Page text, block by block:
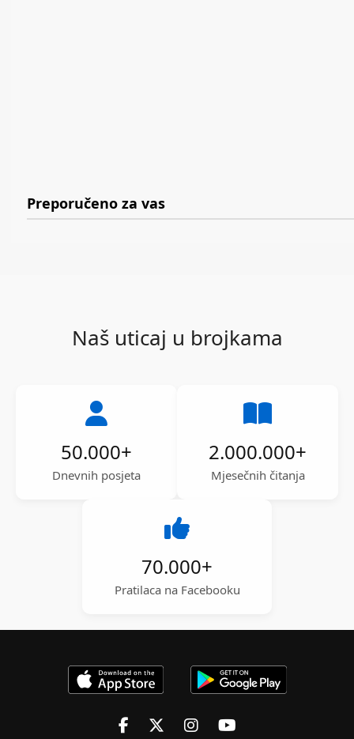
Preporučeno za vas
Naš uticaj u brojkama
50.000+
Dnevnih posjeta
2.000.000+
Mjesečnih čitanja
70.000+
Pratilaca na Facebooku